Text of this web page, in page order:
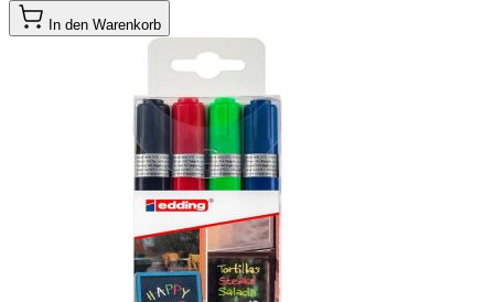
In den Warenkorb